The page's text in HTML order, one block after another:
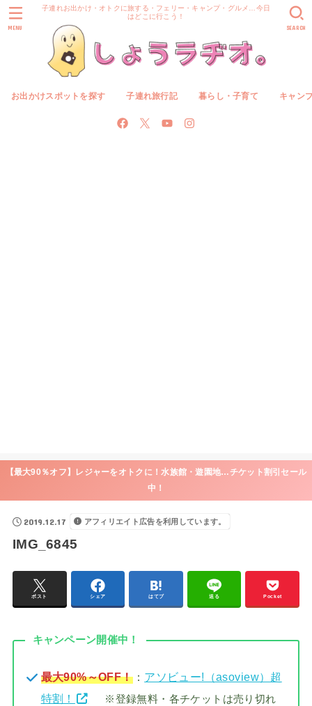
子連れお出かけ・オトクに旅する・フェリー・キャンプ・グルメ…今日
はどこに行こう！
お出かけスポットを探す 子連れ旅行記 暮らし・子育て キャン
SEARCH
MENU
【最大90％オフ】レジャーをオトクに！水族館・遊園地…チケット割引セール
中！
2019.12.17 アフィリエイト広告を利用しています。
IMG_6845
ポスト シェア はてブ 送る Pocket
キャンペーン開催中！
最大90%～OFF！： アソビュー!（asoview）超
特割！
※登録無料・各チケットは売り切れ